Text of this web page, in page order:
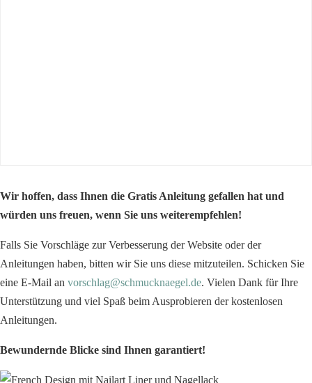
Wir hoffen, dass Ihnen die Gratis Anleitung gefallen hat und
würden uns freuen, wenn Sie uns weiterempfehlen!
Falls Sie Vorschläge zur Verbesserung der Website oder der
Anleitungen haben, bitten wir Sie uns diese mitzuteilen. Schicken Sie
eine E-Mail an vorschlag@schmucknaegel.de. Vielen Dank für Ihre
Unterstützung und viel Spaß beim Ausprobieren der kostenlosen
Anleitungen.
Bewundernde Blicke sind Ihnen garantiert!